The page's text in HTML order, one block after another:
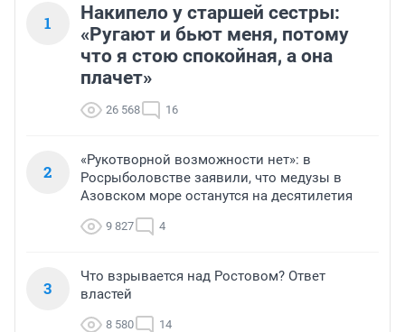
1
Накипело у старшей сестры:
«Ругают и бьют меня, потому
что я стою спокойная, а она
плачет»
26 568 16
2
«Рукотворной возможности нет»: в
Росрыболовстве заявили, что медузы в
Азовском море останутся на десятилетия
9 827 4
3
Что взрывается над Ростовом? Ответ
властей
8 580 14